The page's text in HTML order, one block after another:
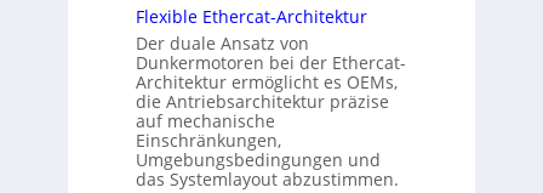
u
n
d
Z
u
s
t
s
o
r
g
t
f
ü
Flexible Ethercat-Architektur
Der duale Ansatz von
Dunkermotoren bei der Ethercat-
Architektur ermöglicht es OEMs,
die Antriebsarchitektur präzise
auf mechanische
Einschränkungen,
Umgebungsbedingungen und
das Systemlayout abzustimmen.